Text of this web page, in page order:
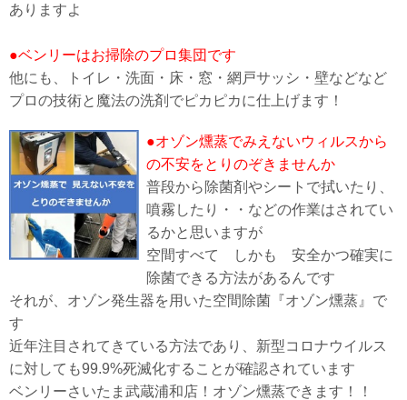
ありますよ
●ベンリーはお掃除のプロ集団です
他にも、トイレ・洗面・床・窓・網戸サッシ・壁などなど
プロの技術と魔法の洗剤でピカピカに仕上げます！
●オゾン燻蒸でみえないウィルスから
の不安をとりのぞきませんか
普段から除菌剤やシートで拭いたり、
噴霧したり・・などの作業はされてい
るかと思いますが
空間すべて しかも 安全かつ確実に
除菌できる方法があるんです
それが、オゾン発生器を用いた空間除菌『オゾン燻蒸』で
す
近年注目されてきている方法であり、新型コロナウイルス
に対しても99.9%死滅化することが確認されています
ベンリーさいたま武蔵浦和店！オゾン燻蒸できます！！